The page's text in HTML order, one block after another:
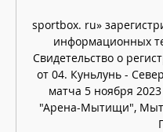
sportbox. ru»
информационных
Свидетельство о
от 04. Куньлунь -
матча 5 ноября
"Арена-Мытищи",